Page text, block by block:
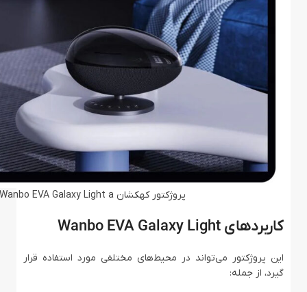
پروژکتور کهکشان Wanbo EVA Galaxy Light a
کاربردهای Wanbo EVA Galaxy Light
این پروژکتور می‌تواند در محیط‌های مختلفی مورد استفاده قرار
گیرد، از جمله: